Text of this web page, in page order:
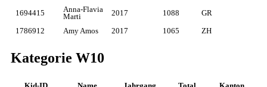
1694415
Anna-Flavia
Marti
2017 1088 GR
1786912 Amy Amos 2017 1065 ZH
Kategorie W10